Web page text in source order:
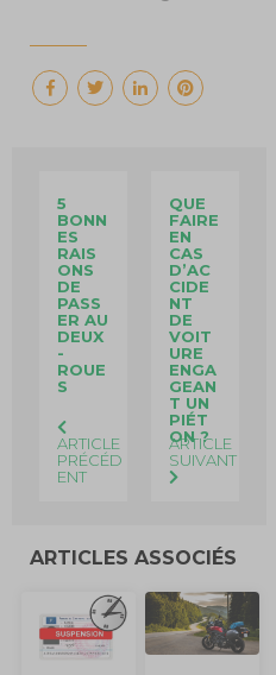
5
BONN
ES
RAIS
ONS
DE
PASS
ER AU
DEUX
-
ROUE
S
ARTICLE
PRÉCÉD
ENT
QUE
FAIRE
EN
CAS
D’AC
CIDE
NT
DE
VOIT
URE
ENGA
GEAN
T UN
PIÉT
ON ?
ARTICLE
SUIVANT
ARTICLES ASSOCIÉS